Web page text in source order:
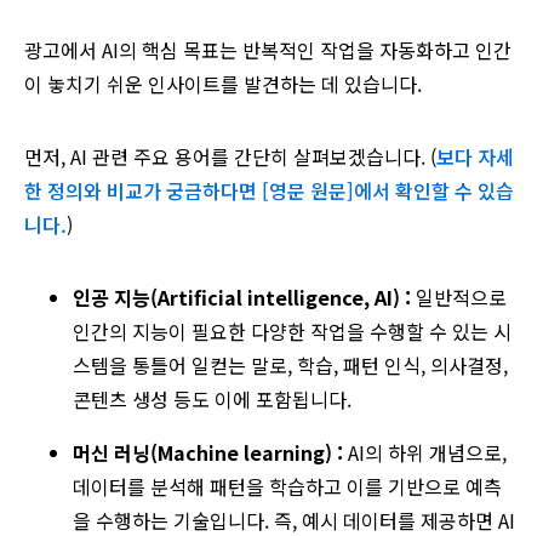
광고에서 AI의 핵심 목표는 반복적인 작업을 자동화하고 인간
이 놓치기 쉬운 인사이트를 발견하는 데 있습니다.
먼저, AI 관련 주요 용어를 간단히 살펴보겠습니다. (보다 자세
한 정의와 비교가 궁금하다면 [영문 원문]에서 확인할 수 있습
니다.)
인공 지능(Artificial intelligence, AI) : 일반적으로
인간의 지능이 필요한 다양한 작업을 수행할 수 있는 시
스템을 통틀어 일컫는 말로, 학습, 패턴 인식, 의사결정,
콘텐츠 생성 등도 이에 포함됩니다.
머신 러닝(Machine learning) : AI의 하위 개념으로,
데이터를 분석해 패턴을 학습하고 이를 기반으로 예측
을 수행하는 기술입니다. 즉, 예시 데이터를 제공하면 AI